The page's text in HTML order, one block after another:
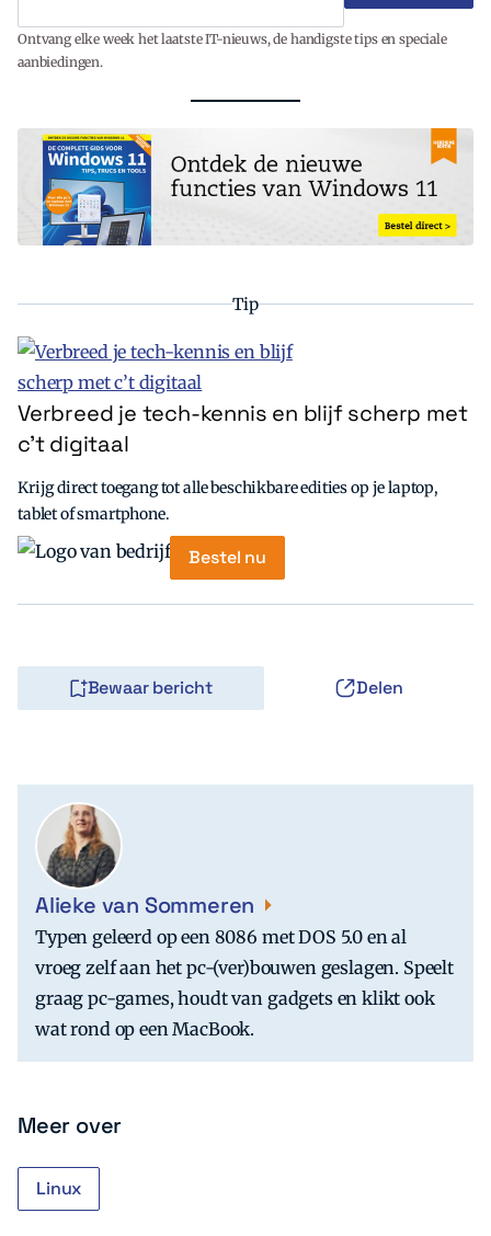
Ontvang elke week het laatste IT-nieuws, de handigste tips en speciale
aanbiedingen.
Tip
Verbreed je tech-kennis en blijf scherp met
c’t digitaal
Krijg direct toegang tot alle beschikbare edities op je laptop,
tablet of smartphone.
Bestel nu
Bewaar bericht Delen
Alieke van Sommeren
Typen geleerd op een 8086 met DOS 5.0 en al
vroeg zelf aan het pc-(ver)bouwen geslagen. Speelt
graag pc-games, houdt van gadgets en klikt ook
wat rond op een MacBook.
Meer over
Linux